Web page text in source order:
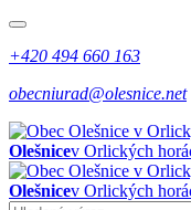
+420 494 660 163
obecniurad@olesnice.net
Olešnicev Orlických
Olešnicev Orlických